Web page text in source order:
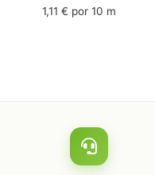
mm x 50 m - caucho
1,11 € por 10 m